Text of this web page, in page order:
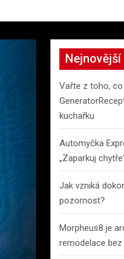
Vařte z toho,
kuchařku
Automyčka
„Zaparkuj
Jak vzniká
pozornost?
Morpheus8 je
remodelace bez